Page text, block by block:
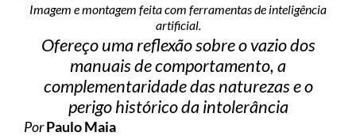
Imagem e montagem feita com ferramentas de inteligência
artificial.
Ofereço uma reflexão sobre o vazio dos
manuais de comportamento, a
complementaridade das naturezas e o
perigo histórico da intolerância
PorPaulo Maia